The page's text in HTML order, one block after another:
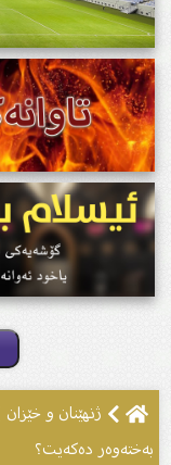
ژنهێنان و خێزان
بەختەوەر دەكەیت؟